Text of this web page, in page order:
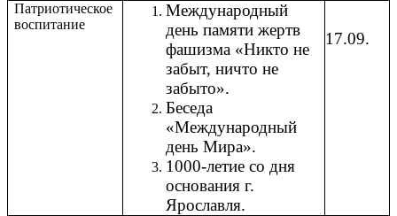
Патриотическое
воспитание
Международный
день памяти жертв
фашизма «Никто не
забыт, ничто не
забыто».
Беседа
«Международный
день Мира».
1000-летие со дня
основания г.
Ярославля.
17.09.